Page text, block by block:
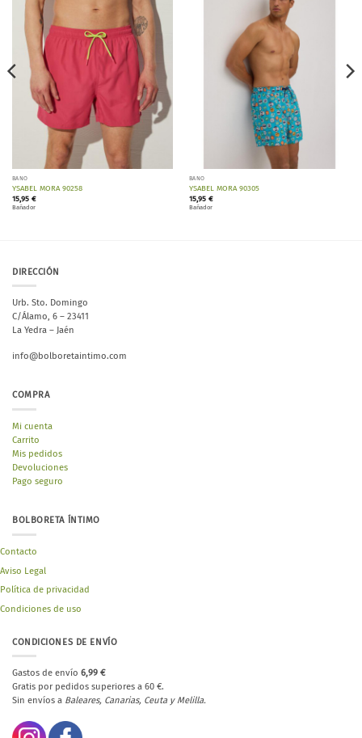
a la
lista de
deseos
BAÑO
YSABEL MORA 90258
15,95 €
Bañador
BAÑO
YSABEL MORA 90305
15,95 €
Bañador
DIRECCIÓN
Urb. Sto. Domingo
C/Álamo, 6 – 23411
La Yedra – Jaén
info@bolboretaintimo.com
COMPRA
Mi cuenta
Carrito
Mis pedidos
Devoluciones
Pago seguro
BOLBORETA ÍNTIMO
Contacto
Aviso Legal
Política de privacidad
Condiciones de uso
CONDICIONES DE ENVÍO
Gastos de envío 6,99 €
Gratis por pedidos superiores a 60 €.
Sin envíos a Baleares, Canarias, Ceuta y Melilla.